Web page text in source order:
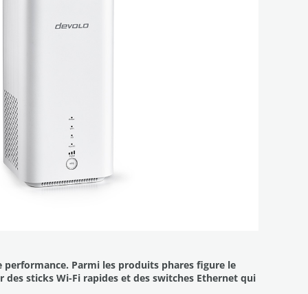
Parmi les produits phares figure le
sticks Wi-Fi rapides et des switches Ethernet qui